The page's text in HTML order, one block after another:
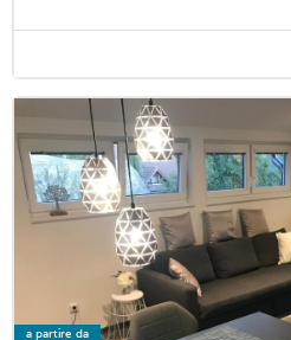
a partire da